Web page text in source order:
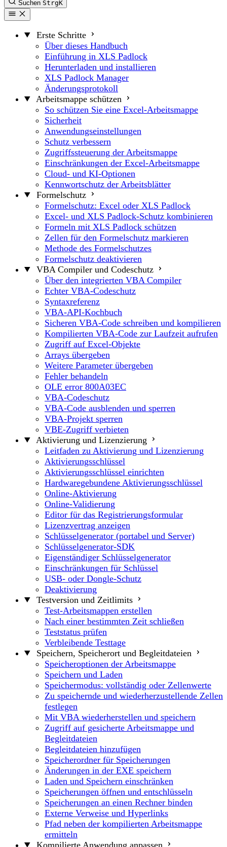
Suchen StrgK
Erste Schritte
Über dieses Handbuch
Einführung in XLS Padlock
Herunterladen und installieren
XLS Padlock Manager
Änderungsprotokoll
Arbeitsmappe schützen
So schützen Sie eine Excel-Arbeitsmappe
Sicherheit
Anwendungseinstellungen
Schutz verbessern
Zugriffssteuerung der Arbeitsmappe
Einschränkungen der Excel-Arbeitsmappe
Cloud- und KI-Optionen
Kennwortschutz der Arbeitsblätter
Formelschutz
Formelschutz: Excel oder XLS Padlock
Excel- und XLS Padlock-Schutz kombinieren
Formeln mit XLS Padlock schützen
Zellen für den Formelschutz markieren
Methode des Formelschutzes
Formelschutz deaktivieren
VBA Compiler und Codeschutz
Über den integrierten VBA Compiler
Echter VBA-Codeschutz
Syntaxreferenz
VBA-API-Kochbuch
Sicheren VBA-Code schreiben und kompilieren
Kompilierten VBA-Code zur Laufzeit aufrufen
Zugriff auf Excel-Objekte
Arrays übergeben
Weitere Parameter übergeben
Fehler behandeln
OLE error 800A03EC
VBA-Codeschutz
VBA-Code ausblenden und sperren
VBA-Projekt sperren
VBE-Zugriff verbieten
Aktivierung und Lizenzierung
Leitfaden zu Aktivierung und Lizenzierung
Aktivierungsschlüssel
Aktivierungsschlüssel einrichten
Hardwaregebundene Aktivierungsschlüssel
Online-Aktivierung
Online-Validierung
Editor für das Registrierungsformular
Lizenzvertrag anzeigen
Schlüsselgenerator (portabel und Server)
Schlüsselgenerator-SDK
Eigenständiger Schlüsselgenerator
Einschränkungen für Schlüssel
USB- oder Dongle-Schutz
Deaktivierung
Testversion und Zeitlimits
Test-Arbeitsmappen erstellen
Nach einer bestimmten Zeit schließen
Teststatus prüfen
Verbleibende Testtage
Speichern, Speicherort und Begleitdateien
Speicheroptionen der Arbeitsmappe
Speichern und Laden
Speichermodus: vollständig oder Zellenwerte
Zu speichernde und wiederherzustellende Zellen
festlegen
Mit VBA wiederherstellen und speichern
Zugriff auf gesicherte Arbeitsmappe und
Begleitdateien
Begleitdateien hinzufügen
Speicherordner für Speicherungen
Änderungen in der EXE speichern
Laden und Speichern einschränken
Speicherungen öffnen und entschlüsseln
Speicherungen an einen Rechner binden
Externe Verweise und Hyperlinks
Pfad neben der kompilierten Arbeitsmappe
ermitteln
Kompilierte Anwendung anpassen